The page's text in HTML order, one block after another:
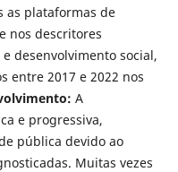
as plataformas de
nos descritores
desenvolvimento social,
entre 2017 e 2022 nos
A
e progressiva,
pública devido ao
Muitas vezes